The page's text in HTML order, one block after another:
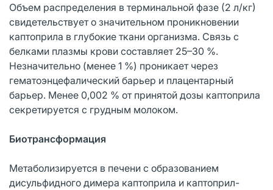
Объем распределения в терминальной фазе (2 л/кг)
свидетельствует о значительном проникновении
каптоприла в глубокие ткани организма. Связь с
белками плазмы крови составляет 25–30 %.
Незначительно (менее 1 %) проникает через
гематоэнцефалический барьер и плацентарный
барьер. Менее 0,002 % от принятой дозы каптоприла
секретируется с грудным молоком.
Биотрансформация
Метаболизируется в печени с образованием
дисульфидного димера каптоприла и каптоприл-